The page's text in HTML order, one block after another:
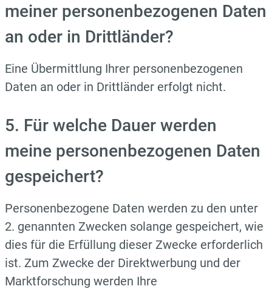
meiner personenbezogenen Daten
an oder in Drittländer?
Eine Übermittlung Ihrer personenbezogenen
Daten an oder in Drittländer erfolgt nicht.
5. Für welche Dauer werden
meine personenbezogenen Daten
gespeichert?
Personenbezogene Daten werden zu den unter
2. genannten Zwecken solange gespeichert, wie
dies für die Erfüllung dieser Zwecke erforderlich
ist. Zum Zwecke der Direktwerbung und der
Marktforschung werden Ihre